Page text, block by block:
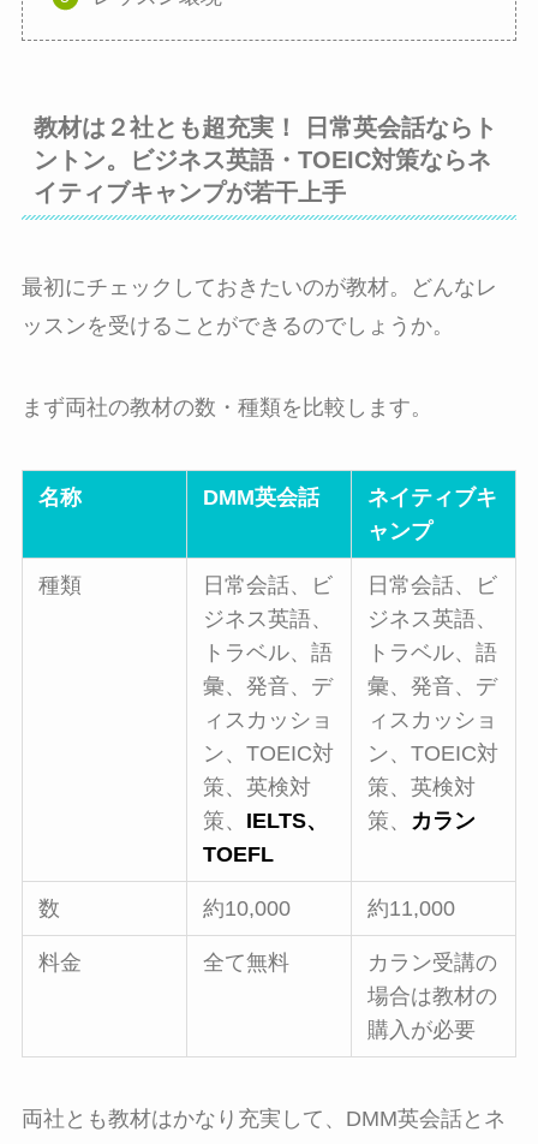
教材は２社とも超充実！ 日常英会話ならト
ントン。ビジネス英語・TOEIC対策ならネ
イティブキャンプが若干上手
最初にチェックしておきたいのが教材。どんなレ
ッスンを受けることができるのでしょうか。
まず両社の教材の数・種類を比較します。
名称 DMM英会話
ネイティブキ
ャンプ
種類
日常会話、ビ
ジネス英語、
トラベル、語
彙、発音、デ
ィスカッショ
ン、TOEIC対
策、英検対
策、 IELTS、
TOEFL
日常会話、ビ
ジネス英語、
トラベル、語
彙、発音、デ
ィスカッショ
ン、TOEIC対
策、英検対
策、 カラン
数 約10,000 約11,000
料金 全て無料
カラン受講の
場合は教材の
購入が必要
両社とも教材はかなり充実して、DMM英会話とネ